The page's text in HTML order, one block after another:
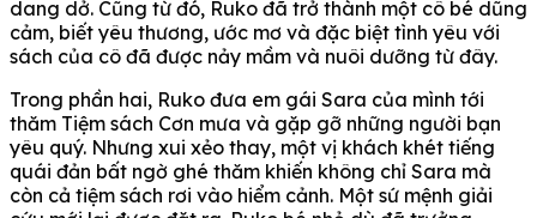
dang dở. Cũng từ đó, Ruko đã trở thành một cô bé dũng
cảm, biết yêu thương, ước mơ và đặc biệt tình yêu với
sách của cô đã được nảy mầm và nuôi dưỡng từ đây.
Trong phần hai, Ruko đưa em gái Sara của mình tới
thăm Tiệm sách Cơn mưa và gặp gỡ những người bạn
yêu quý. Nhưng xui xẻo thay, một vị khách khét tiếng
quái đản bất ngờ ghé thăm khiến không chỉ Sara mà
còn cả tiệm sách rơi vào hiểm cảnh. Một sứ mệnh giải